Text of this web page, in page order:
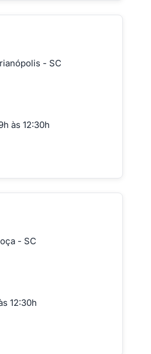
- SC
às 12:30h
- SC
12:30h